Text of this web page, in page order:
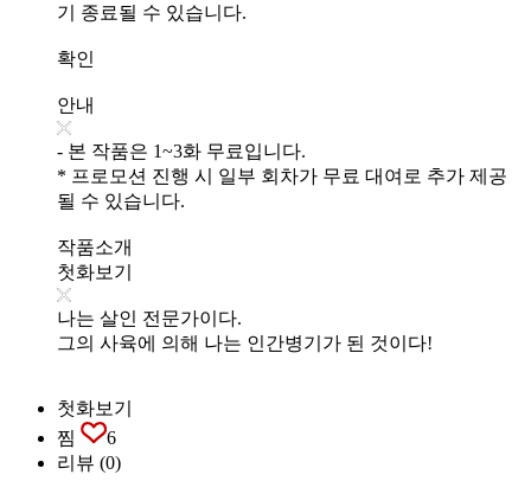
기 종료될 수 있습니다.
확인
안내
- 본 작품은 1~3화 무료입니다.
* 프로모션 진행 시 일부 회차가 무료 대여로 추가 제공
될 수 있습니다.
작품소개
첫화보기
나는 살인 전문가이다.
그의 사육에 의해 나는 인간병기가 된 것이다!
첫화보기
찜
6
리뷰 (0)